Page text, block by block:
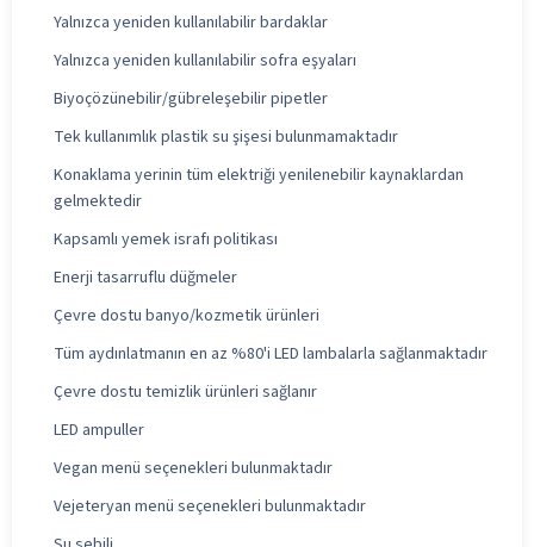
Yalnızca yeniden kullanılabilir bardaklar
Yalnızca yeniden kullanılabilir sofra eşyaları
Biyoçözünebilir/gübreleşebilir pipetler
Tek kullanımlık plastik su şişesi bulunmamaktadır
Konaklama yerinin tüm elektriği yenilenebilir kaynaklardan
gelmektedir
Kapsamlı yemek israfı politikası
Enerji tasarruflu düğmeler
Çevre dostu banyo/kozmetik ürünleri
Tüm aydınlatmanın en az %80'i LED lambalarla sağlanmaktadır
Çevre dostu temizlik ürünleri sağlanır
LED ampuller
Vegan menü seçenekleri bulunmaktadır
Vejeteryan menü seçenekleri bulunmaktadır